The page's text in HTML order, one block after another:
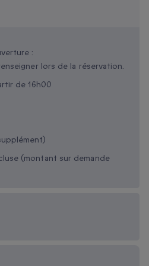
:
lors de la réservation.
de 16h00
(montant sur demande